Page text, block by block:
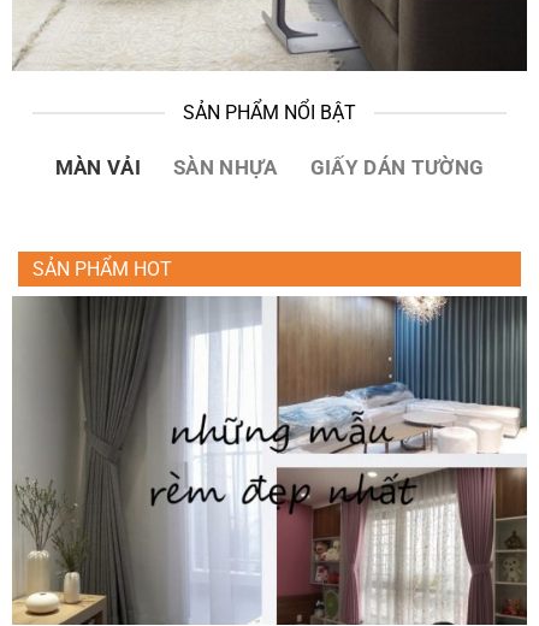
SẢN PHẨM NỔI BẬT
MÀN VẢI SÀN NHỰA GIẤY DÁN TƯỜNG
SẢN PHẨM HOT